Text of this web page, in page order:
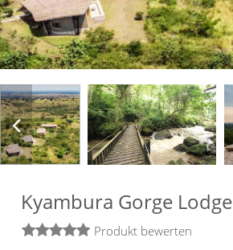
Kyambura Gorge Lodge
Produkt bewerten